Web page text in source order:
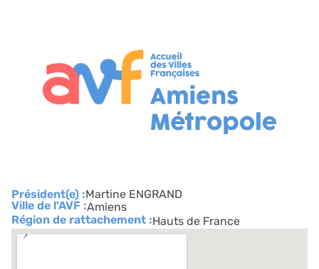
Président(e) :Martine ENGRAND
Ville de l'AVF :Amiens
Région de rattachement :Hauts de France